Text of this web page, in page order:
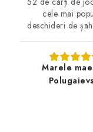
cele mai
deschideri de
Marele